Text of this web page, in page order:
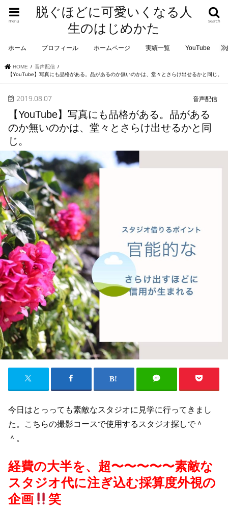
脱ぐほどに可愛いくなる人
生のはじめかた
search
menu
ホーム プロフィール ホームページ 実績一覧 YouTube
HOME
音声配信
【YouTube】写真にも品格がある。品があるのか無いのかは、堂々とさらけ出せるかと同じ。
音声配信
2019.08.07
【YouTube】写真にも品格がある。品がある
のか無いのかは、堂々とさらけ出せるかと同
じ。
今日はとっっても素敵なスタジオに見学に行ってきまし
た。こちらの撮影コースで使用するスタジオ探しで＾
＾。
経費の大半を、超〜〜〜〜〜素敵な
スタジオ代に注ぎ込む採算度外視の
企画
笑